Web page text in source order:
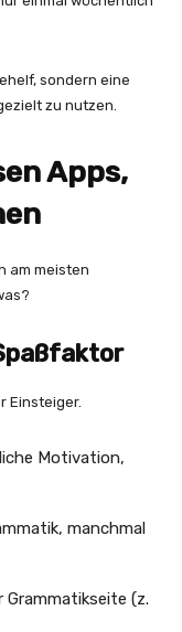
sondern eine
zu nutzen.
Apps,
am meisten
Einsteiger.
Motivation,
manchmal
Grammatikseite (z.